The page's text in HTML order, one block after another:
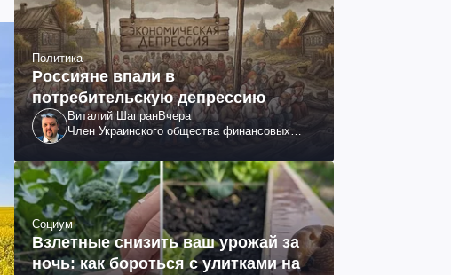
Политика
Россияне впали в
потребительскую депрессию
Виталий ШапранВчера
Член Украинского общества финансовых
Социум
Взлетные снизить ваш урожай за
ночь: как бороться с улитками на